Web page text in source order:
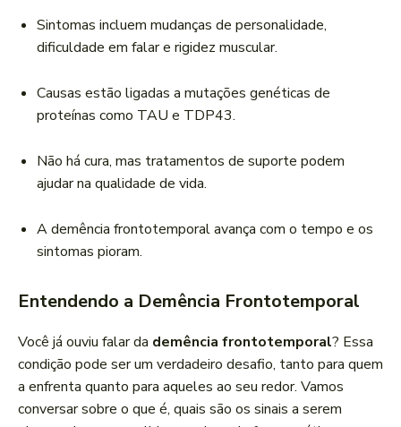
Sintomas incluem mudanças de personalidade,
dificuldade em falar e rigidez muscular.
Causas estão ligadas a mutações genéticas de
proteínas como TAU e TDP43.
Não há cura, mas tratamentos de suporte podem
ajudar na qualidade de vida.
A demência frontotemporal avança com o tempo e os
sintomas pioram.
Entendendo a Demência Frontotemporal
Você já ouviu falar da demência frontotemporal? Essa
condição pode ser um verdadeiro desafio, tanto para quem
a enfrenta quanto para aqueles ao seu redor. Vamos
conversar sobre o que é, quais são os sinais a serem